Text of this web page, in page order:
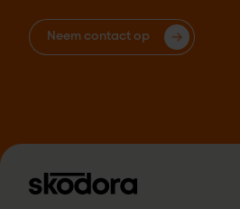
Neem contact op